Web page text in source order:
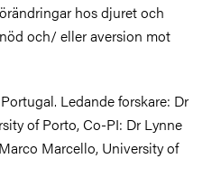
hos djuret och
och/ eller aversion mot
Ledande forskare: Dr
of Porto, Co-PI: Dr Lynne
Marcello, University of